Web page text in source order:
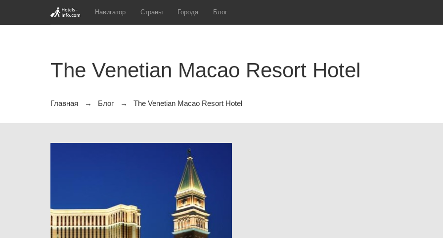
Навигатор Страны Города Блог
The Venetian Macao Resort Hotel
Главная Блог The Venetian Macao Resort Hotel